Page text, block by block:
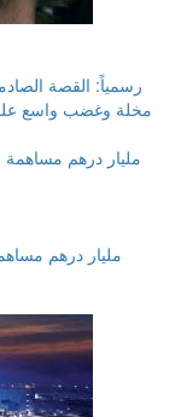
رسمياً: القصة